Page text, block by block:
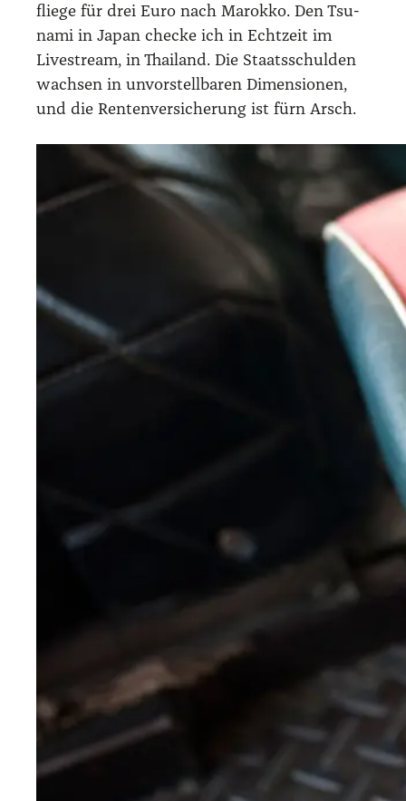
flie­ge für drei Euro nach Marok­ko. Den Tsu­
na­mi in Japan che­cke ich in Echt­zeit im
Live­stream, in Thai­land. Die Staats­schul­den
wach­sen in unvor­stell­ba­ren Dimen­sio­nen,
und die Ren­ten­ver­si­che­rung ist fürn Arsch.